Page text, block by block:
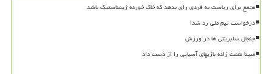
مجمع برای ریاست به فردی رای بدهد که خاک خورده ژیمناستیک باشد
درخواست تیم ملی رد شد!
جنجال سلبریتی ها در ورزش
مبینا نعمت زاده بازیهای آسیایی را از دست داد